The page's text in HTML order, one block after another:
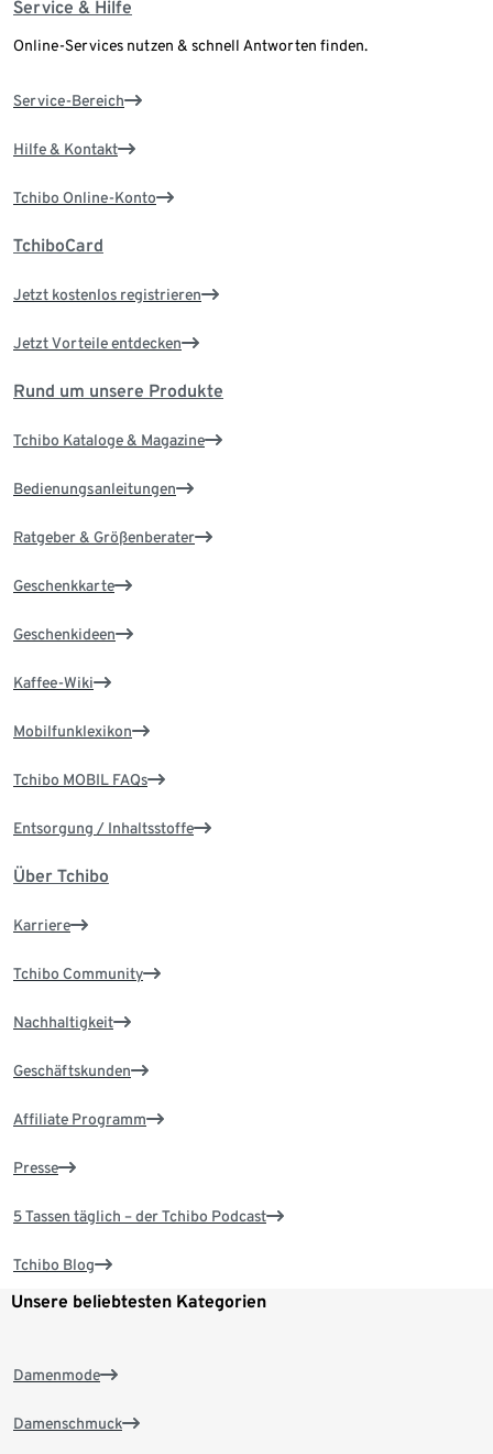
Service & Hilfe
Online-Services nutzen & schnell Antworten finden.
Service-Bereich
Hilfe & Kontakt
Tchibo Online-Konto
TchiboCard
Jetzt kostenlos registrieren
Jetzt Vorteile entdecken
Rund um unsere Produkte
Tchibo Kataloge & Magazine
Bedienungsanleitungen
Ratgeber & Größenberater
Geschenkkarte
Geschenkideen
Kaffee-Wiki
Mobilfunklexikon
Tchibo MOBIL FAQs
Entsorgung / Inhaltsstoffe
Über Tchibo
Karriere
Tchibo Community
Nachhaltigkeit
Geschäftskunden
Affiliate Programm
Presse
5 Tassen täglich – der Tchibo Podcast
Tchibo Blog
Unsere beliebtesten Kategorien
Damenmode
Damenschmuck